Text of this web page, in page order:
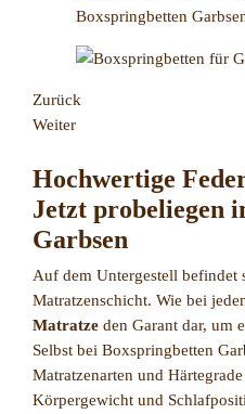
Zurück
Weiter
Hochwertige
Jetzt probeliegen
Garbsen
Auf dem Untergestell befindet
Matratzenschicht. Wie bei
Matratze den Garant dar, um
Selbst bei Boxspringbetten
Matratzenarten und
Körpergewicht und